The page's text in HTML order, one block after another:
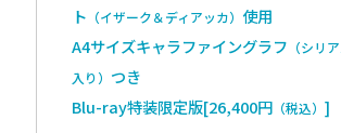
ト （イザーク＆ディアッカ）使用
A4サイズキャラファイングラフ （シリ
入り） つき
Blu-ray特装限定版[26,400円 （税込）]